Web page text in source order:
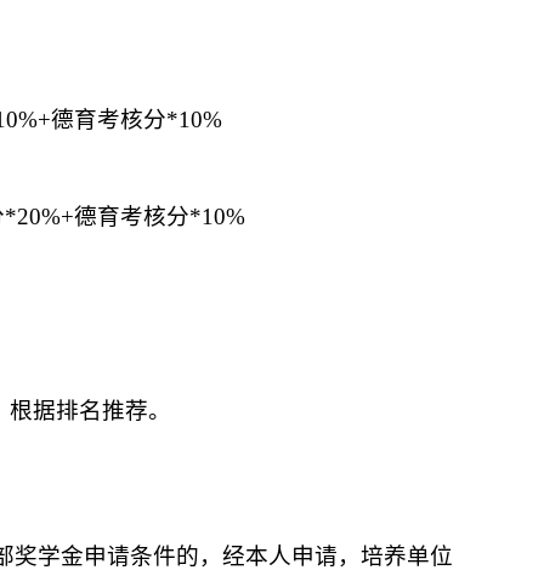
德育考核分*10%
德育考核分*10%
据排名推荐。
学金申请条件的，经本人申请，培养单位